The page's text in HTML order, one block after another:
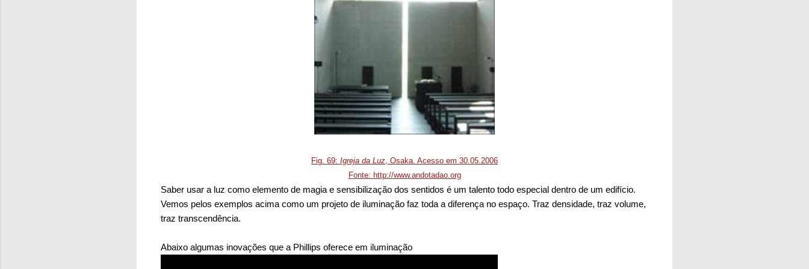
Fig. 69: Igreja da Luz , Osaka. Acesso em 30.05.2006
Fonte: http://www.andotadao.org
Saber usar a luz como elemento de magia e sensibilização dos sentidos é um talento todo especial dentro de um edifício.
Vemos pelos exemplos acima como um projeto de iluminação faz toda a diferença no espaço. Traz densidade, traz volume,
traz transcendência.
Abaixo algumas inovações que a Phillips oferece em iluminação